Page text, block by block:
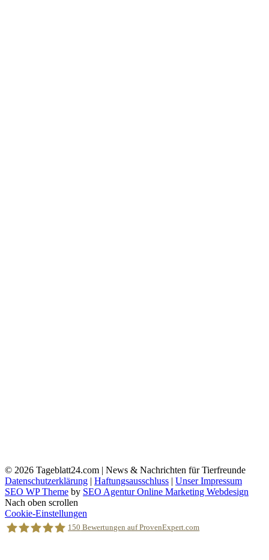
© 2026 Tageblatt24.com | News & Nachrichten für Tierfreunde
Datenschutzerklärung | Haftungsausschluss | Unser Impressum
SEO WP Theme by SEO Agentur Online Marketing Webdesign
Nach oben scrollen
Cookie-Einstellungen
150 Bewertungen auf ProvenExpert.com